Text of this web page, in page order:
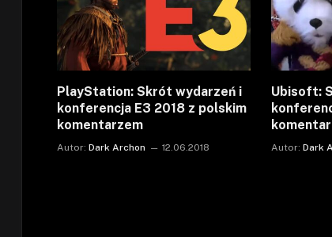
PlayStation: Skrót wydarzeń i
konferencja E3 2018 z polskim
komentarzem
Autor: Dark Archon 12.06.2018
Ubisoft:
Autor: Dark